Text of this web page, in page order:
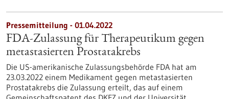
Pressemitteilung - 01.04.2022
FDA-Zulassung für Therapeutikum gegen
metastasierten Prostatakrebs
Die US-amerikanische Zulassungsbehörde FDA hat am
23.03.2022 einem Medikament gegen metastasierten
Prostatakrebs die Zulassung erteilt, das auf einem